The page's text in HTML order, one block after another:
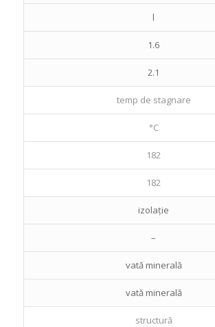
l
1.6
2.1
temp de stagnare
°C
182
182
izolație
–
vată minerală
vată minerală
structură